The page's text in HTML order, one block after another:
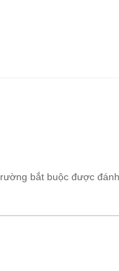
bắt buộc được